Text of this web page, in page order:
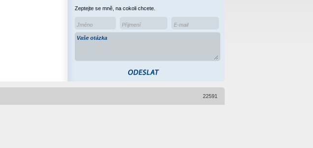
Zeptejte se mně, na cokoli chcete.
22591